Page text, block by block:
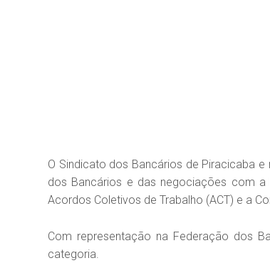
O Sindicato dos Bancários de Piracicaba
dos Bancários e das negociações com a
Acordos Coletivos de Trabalho (ACT) e a
Com representação na Federação dos
categoria.